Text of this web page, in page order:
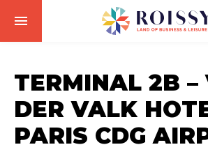
TERMINAL 2B –
DER VALK
PARIS CDG